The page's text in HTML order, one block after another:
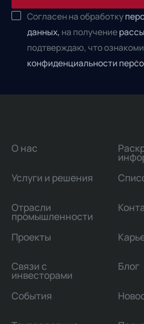
Согласен на обработку
данных, на получение
подтверждаю, что
конфиденциальности
О нас
Услуги и решения
Отрасли
промышленности
Проекты
Связи с
инвесторами
Блог
События